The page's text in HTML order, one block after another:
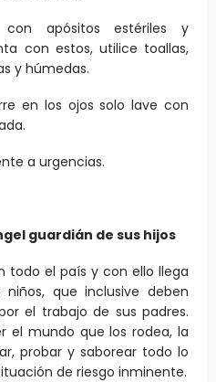
apósitos estériles y
con estos, utilice toallas,
y húmedas.
en los ojos solo lave con
a urgencias.
guardián de sus hijos
todo el país y con ello llega
que inclusive deben
el trabajo de sus padres.
el mundo que los rodea, la
probar y saborear todo lo
de riesgo inminente.